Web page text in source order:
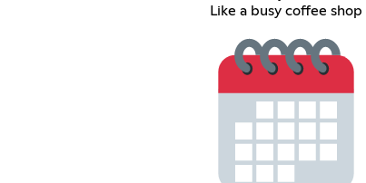
Like a busy coffee shop